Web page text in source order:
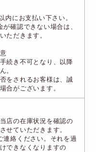
内にお支払い下さい。
確認できない場合は、
ただきます。
続き不可となり、以降
。
をされるお客様は、誠
合がございます。
店の在庫状況を確認の
せていただきます。
連絡ください。それを過
できなくなりますの